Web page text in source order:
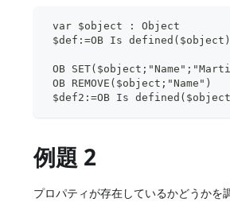
var $object : Object
$def:=OB Is defined($object)
OB
OB REMOVE($object;"Name")
$def2:=OB Is defined($object)
例題 2
プロパティが存在しているかどうかを